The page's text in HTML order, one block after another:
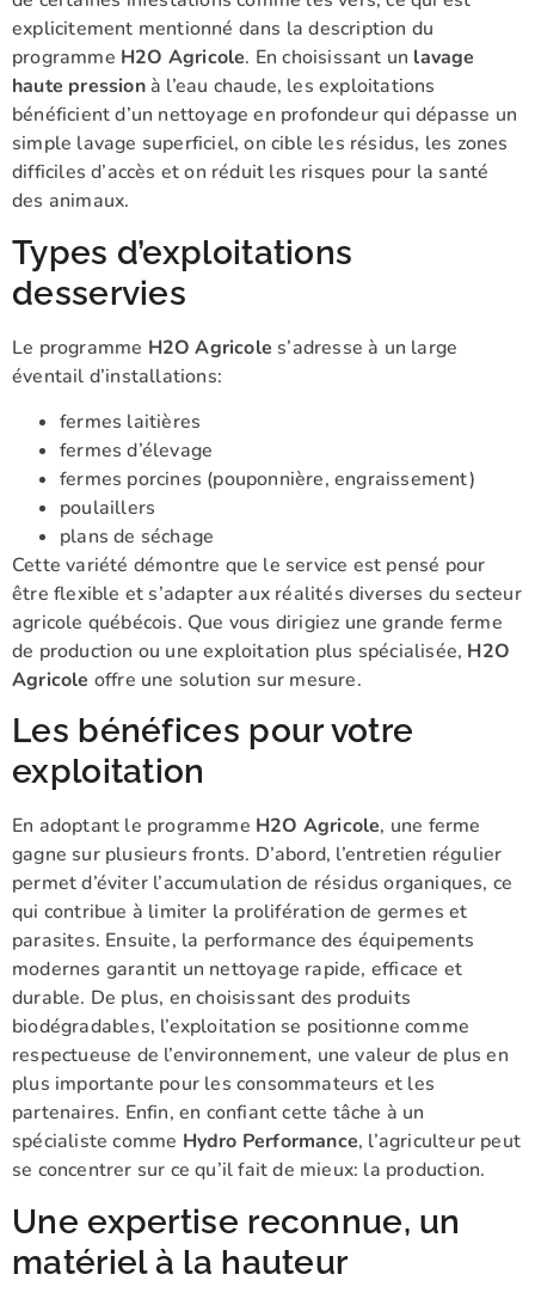
explicitement mentionné dans la description du
programme H2O Agricole. En choisissant un lavage
haute pressionà l’eau chaude, les exploitations
bénéficient d’un nettoyage en profondeur qui dépasse un
simple lavage superficiel, on cible les résidus, les zones
difficiles d’accès et on réduit les risques pour la santé
des animaux.
Types d’exploitations
desservies
Le programme H2O Agricole s’adresse à un large
éventail d’installations:
fermes laitières
fermes d’élevage
fermes porcines (pouponnière, engraissement)
poulaillers
plans de séchage
Cette variété démontre que le service est pensé pour
être flexible et s’adapter aux réalités diverses du secteur
agricole québécois. Que vous dirigiez une grande ferme
de production ou une exploitation plus spécialisée, H2O
Agricole offre une solution sur mesure.
Les bénéfices pour votre
exploitation
En adoptant le programme H2O Agricole, une ferme
gagne sur plusieurs fronts. D’abord, l’entretien régulier
permet d’éviter l’accumulation de résidus organiques, ce
qui contribue à limiter la prolifération de germes et
parasites. Ensuite, la performance des équipements
modernes garantit un nettoyage rapide, efficace et
durable. De plus, en choisissant des produits
biodégradables, l’exploitation se positionne comme
respectueuse de l’environnement, une valeur de plus en
plus importante pour les consommateurs et les
partenaires. Enfin, en confiant cette tâche à un
spécialiste comme Hydro Performance, l’agriculteur peut
se concentrer sur ce qu’il fait de mieux: la production.
Une expertise reconnue, un
matériel à la hauteur